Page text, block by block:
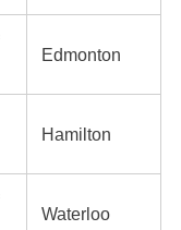
Edmonton
Hamilton
Waterloo